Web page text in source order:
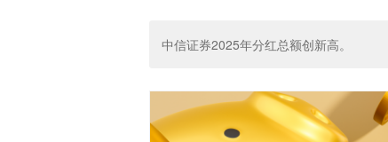
中信证券2025年分红总额创新高。